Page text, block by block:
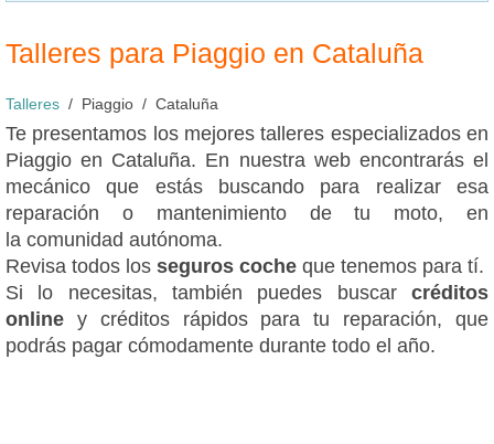
Talleres para Piaggio en Cataluña
Talleres Piaggio Cataluña
Te presentamos los mejores talleres especializados en
Piaggio en Cataluña. En nuestra web encontrarás el
mecánico que estás buscando para realizar esa
reparación o mantenimiento de tu moto, en
la comunidad autónoma.
Revisa todos los seguros coche que tenemos para tí.
Si lo necesitas, también puedes buscar créditos
online y créditos rápidos para tu reparación, que
podrás pagar cómodamente durante todo el año.